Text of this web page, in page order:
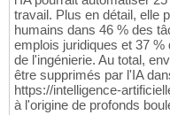
travail. Plus en détail, elle
humains dans 46 % des
emplois juridiques et 37
de l'ingénierie. Au total,
être supprimés par l'IA
https://intelligence-
à l'origine de profonds